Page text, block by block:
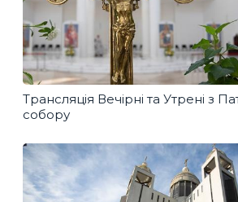
Трансляція Вечірні та Утрені з
собору